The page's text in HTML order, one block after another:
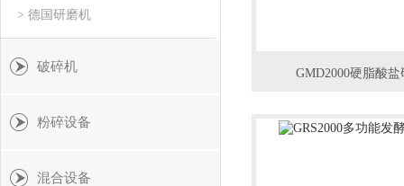
> 德国研磨机
破碎机
粉碎设备
混合设备
GMD2000硬脂酸